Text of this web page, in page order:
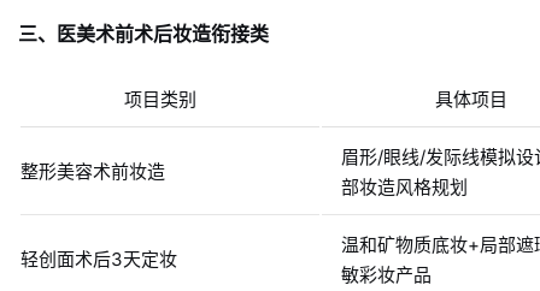
三、医美术前术后妆造衔接类
项目类别 具体项目
整形美容术前妆造
眉形/眼线/发际线模拟设
部妆造风格规划
轻创面术后3天定妆
温和矿物质底妆+局部遮
敏彩妆产品